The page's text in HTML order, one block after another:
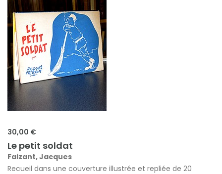
30,00 €
Le petit soldat
Faizant, Jacques
Recueil dans une couverture illustrée et repliée de 20